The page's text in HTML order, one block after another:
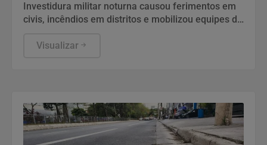
Investidura militar noturna causou ferimentos em
civis, incêndios em distritos e mobilizou equipes de
Visualizar